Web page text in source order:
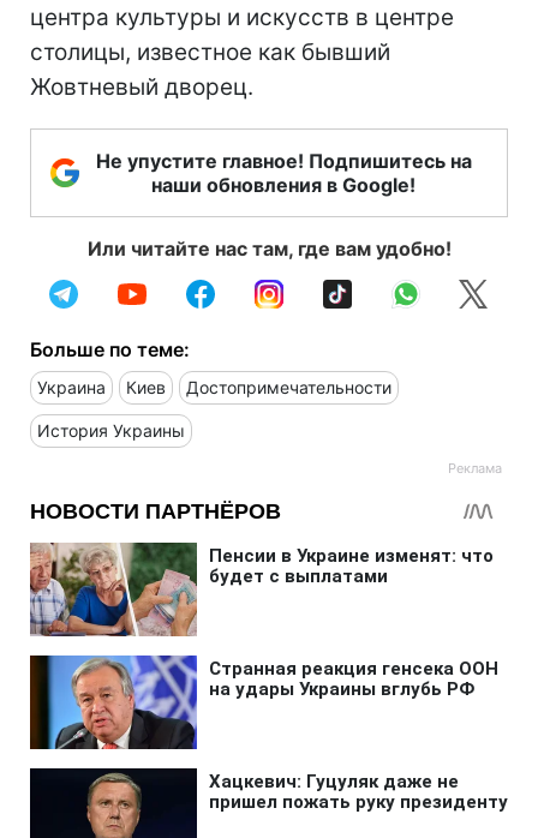
центра культуры и искусств в центре
столицы, известное как бывший
Жовтневый дворец.
Не упустите главное! Подпишитесь на
наши обновления в Google!
Или читайте нас там, где вам удобно!
Больше по теме:
Украина Киев Достопримечательности
История Украины